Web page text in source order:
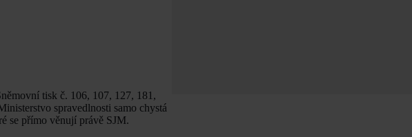
tisk č. 106, 107, 127, 181,
spravedlnosti samo chystá
se přímo věnují právě SJM.